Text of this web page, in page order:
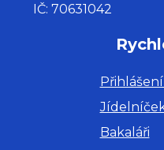
IČ: 70631042
Bakaláři